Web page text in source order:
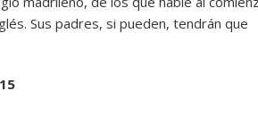
Sus padres, si pueden, tendrán que